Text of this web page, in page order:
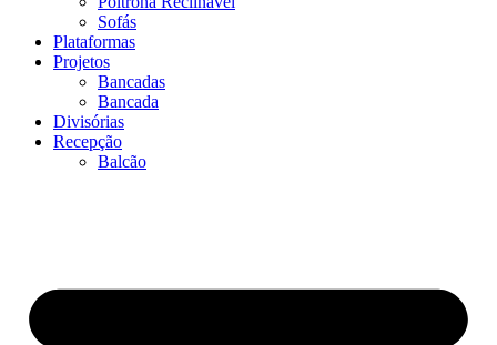
Sofás
Plataformas
Projetos
Bancadas
Bancada
Divisórias
Recepção
Balcão